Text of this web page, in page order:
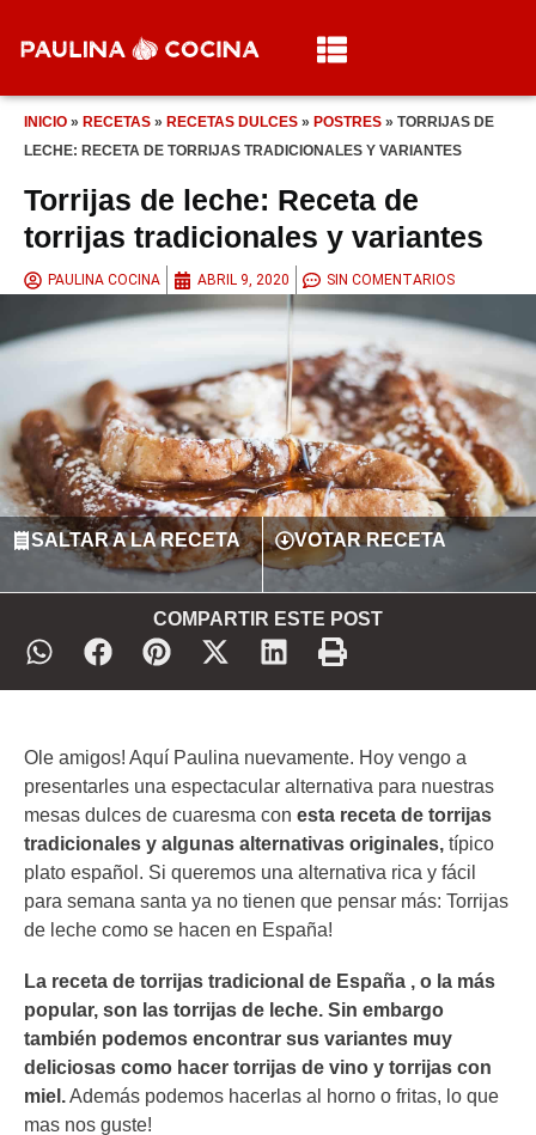
INICIO » RECETAS » RECETAS DULCES » POSTRES » TORRIJAS DE
LECHE: RECETA DE TORRIJAS TRADICIONALES Y VARIANTES
Torrijas de leche: Receta de
torrijas tradicionales y variantes
PAULINA COCINA ABRIL 9, 2020 SIN COMENTARIOS
SALTAR A LA RECETA VOTAR RECETA
COMPARTIR ESTE POST
Ole amigos! Aquí Paulina nuevamente. Hoy vengo a
presentarles una espectacular alternativa para nuestras
mesas dulces de cuaresma con esta receta de torrijas
tradicionales y algunas alternativas originales, típico
plato español. Si queremos una alternativa rica y fácil
para semana santa ya no tienen que pensar más: Torrijas
de leche como se hacen en España!
La receta de torrijas tradicional de España , o la más
popular, son las torrijas de leche. Sin embargo
también podemos encontrar sus variantes muy
deliciosas como hacer torrijas de vino y torrijas con
miel.Además podemos hacerlas al horno o fritas, lo que
mas nos guste!